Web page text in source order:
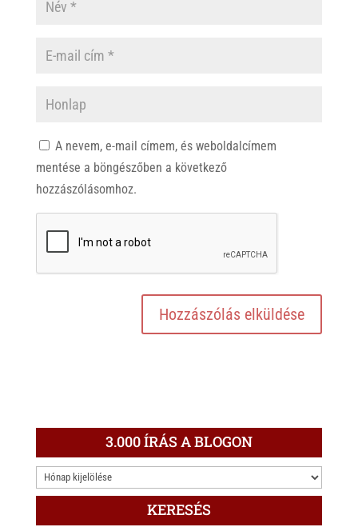
A nevem, e-mail címem, és weboldalcímem
mentése a böngészőben a következő
hozzászólásomhoz.
3.000 ÍRÁS A BLOGON
3.000
ÍRÁS
KERESÉS